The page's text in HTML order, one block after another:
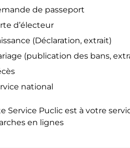
de passeport
d’électeur
(Déclaration, extrait)
(publication des bans,
national
Service Puclic est à votre
en lignes